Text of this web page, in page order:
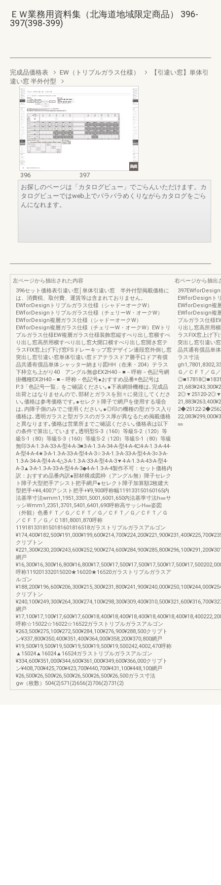
ＥＷ業務用資料集（北海道地域限定商品） 396-
397(398-399)
完成品価格表 EW（トリプルガラス仕様）
【引違い窓】単体引
違い窓 半外付型
396
397
お探しのページは「カタログビュー」でごらんいただけます。カ
タログビューではweb上でパラパラめくりながらカタログをごら
んになれます。
左ページから抽出された内容
396セット価格表引違い窓│単体引違い窓 半外付型掲載価格に
は、消費税、取付費、運賃等は含まれておりません。
EWforDesignトリプルガラス仕様（シャドーオークW）
EWforDesignトリプルガラス仕様（チェリーW・オークW）
EWforDesign複層ガラス仕様（シャドーオークW）
EWforDesign複層ガラス仕様（チェリーW・オークW）EWトリ
プルガラス仕様EW複層ガラス仕様装飾窓縦すべり出し窓横すべ
り出し窓高所用横すべり出し窓大開口横すべり出し窓開き窓テ
ラスFIX窓上げ下げ窓FSドレーキップ窓デザイン連段窓外倒し窓
突出し窓引違い窓単体引違い窓ドアテラスドア勝手口ドア有償
品共通有償品単体シャッター納まり図HH（在来・204）テラス
下枠立ち上がり40 アングル無@EX2H40－■－呼称－色記号網
掛機種EX2H40－■－呼称－色記号●おすすめ品番※色記号は
P.3「色記号一覧」をご確認ください｡●下表網掛機種は､完成品
出荷とはなりませんので､部材とガラスを別々に発注してくださ
い｡価格は参考価格です｡●セレクト障子で網戸を使用する場合
は､内障子側のみでご使用ください｡●◎印の機種の型ガラス入り
価格は､透明ガラスと型ガラスのガラス厚が異なるため掲載価格
と異なります｡価格は営業所までご確認ください｡価格表は以下
の条件で算出しています｡透明型S-3（160）等級S-2（120）等
級S-1（80）等級S-3（160）等級S-2（120）等級S-1（80）等級
無印3-A-1.3-A-33-A-型4-A-3■3-A-1.3-A-34-A-型4-A-4□4-A-1.3-A-44-
A-型4-A-4★3-A-1.3-A-33-A-型4-A-3☆3-A-1.3-A-33-A-型4-A-3○3-A-
1.3-A-34-A-型4-A-4△3-A-1.3-A-33-A-型4-A-3▼4-A-1.3-A-43-A-型4-
A-3▲3-A-1.3-A-33-A-型4-A-3◆4-A-1.3-A-4製作不可：セット価格内
訳：おすすめ品番内訳●部材構成図枠（アングル無）障子セレク
ト障子大型把手アシスト把手網戸●セレクト障子加算額2枚建大
型把手+¥4,400アシスト把手+¥9,900呼称幅119133150160165内
法基準寸法wmm1,1951,3301,5001,6001,650内法基準寸法h㎜サ
ッシWmm1,2351,3701,5401,6401,690呼称高サッシH㎜姿図
（外観）色番ＦＴ／Ｇ／ＣＦＴ／Ｇ／ＣＦＴ／Ｇ／ＣＦＴ／Ｇ
／ＣＦＴ／Ｇ／Ｃ181,8001,870呼称
1191813318150181601816518ガラストリプルガラスアルゴン
クリプトン
網戸
呼称119201332015020★16020★16520ガラストリプルガラスア
ルゴン
クリプトン
網戸
呼称☆15022☆16022☆16522ガラストリプルガラスアルゴン
¥263,500¥275,100¥272,500¥284,100¥276,900¥288,500クリプト
ン¥337,800¥350,400¥351,400¥364,000¥358,200¥370,800網戸
¥19,500¥19,500¥19,500¥19,500¥19,500¥19,500242,4002,470呼称
▲15024▲16024▲16524ガラストリプルガラスアルゴン
¥334,600¥351,000¥344,600¥361,000¥349,600¥366,000クリプト
ン¥408,700¥425,700¥423,700¥440,700¥431,100¥448,100網戸
¥26,500¥26,500¥26,500¥26,500¥26,500¥26,500ガラス寸法
gw（枚数）504(2)571(2)656(2)706(2)731(2)
右ページから抽出
EWforDesignト
EWforDesign複
EWforDesign複
プルガラス仕様
り出し窓高所用
ラスFIX窓上げ下
突出し窓引違い
品共通有償品単
ラス寸法
Ｇ／ＣＦＴ／Ｇ
2◎▼25120-
2◆25122-
㎜